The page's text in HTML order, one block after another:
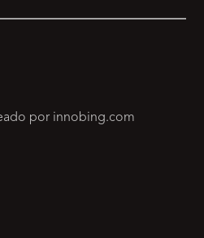
por innobing.com